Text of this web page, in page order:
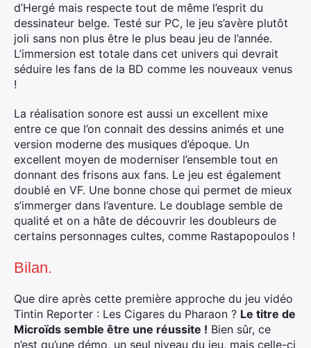
d’Hergé mais respecte tout de même l’esprit du
dessinateur belge. Testé sur PC, le jeu s’avère plutôt
joli sans non plus être le plus beau jeu de l’année.
L’immersion est totale dans cet univers qui devrait
séduire les fans de la BD comme les nouveaux venus
!
La réalisation sonore est aussi un excellent mixe
entre ce que l’on connait des dessins animés et une
version moderne des musiques d’époque. Un
excellent moyen de moderniser l’ensemble tout en
donnant des frisons aux fans. Le jeu est également
doublé en VF. Une bonne chose qui permet de mieux
s’immerger dans l’aventure. Le doublage semble de
qualité et on a hâte de découvrir les doubleurs de
certains personnages cultes, comme Rastapopoulos !
Bilan.
Que dire après cette première approche du jeu vidéo
Tintin Reporter : Les Cigares du Pharaon ? Le titre de
Microïds semble être une réussite ! Bien sûr, ce
n’est qu’une démo, un seul niveau du jeu, mais celle-ci